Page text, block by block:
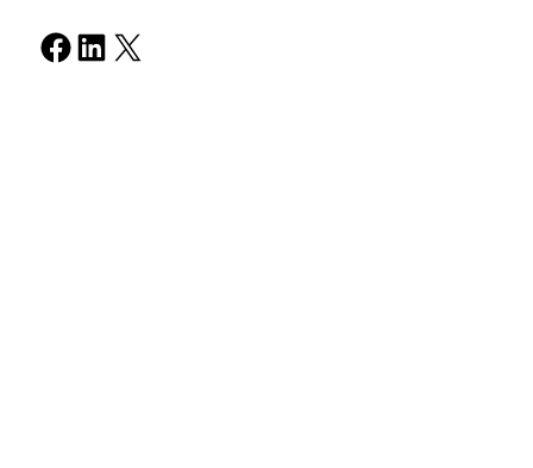
Compartir en Facebook Compartir en LinkedIn Compartir en X